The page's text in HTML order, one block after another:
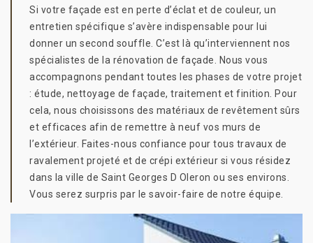
Si votre façade est en perte d’éclat et de couleur, un
entretien spécifique s’avère indispensable pour lui
donner un second souffle. C’est là qu’interviennent nos
spécialistes de la rénovation de façade. Nous vous
accompagnons pendant toutes les phases de votre projet
: étude, nettoyage de façade, traitement et finition. Pour
cela, nous choisissons des matériaux de revêtement sûrs
et efficaces afin de remettre à neuf vos murs de
l’extérieur. Faites-nous confiance pour tous travaux de
ravalement projeté et de crépi extérieur si vous résidez
dans la ville de Saint Georges D Oleron ou ses environs.
Vous serez surpris par le savoir-faire de notre équipe.